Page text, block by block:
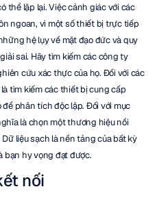
thể lặp lại. Việc cảnh giác với các
ngoan, vì một số thiết bị trực tiếp
hệ lụy về mặt đạo đức và quy
sai. Hãy tìm kiếm các công ty
cứu xác thực của họ. Đối với các
tìm kiếm các thiết bị cung cấp
phân tích độc lập. Đối với mục
là chọn một thương hiệu nổi
liệu sạch là nền tảng của bất kỳ
bạn hy vọng đạt được.
nối